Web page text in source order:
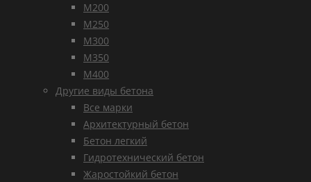
М200
М250
М300
М350
М400
Другие виды бетона
Все марки
Архитектурный бетон
Бетон легкий
Гидротехнический бетон
Жаростойкий бетон